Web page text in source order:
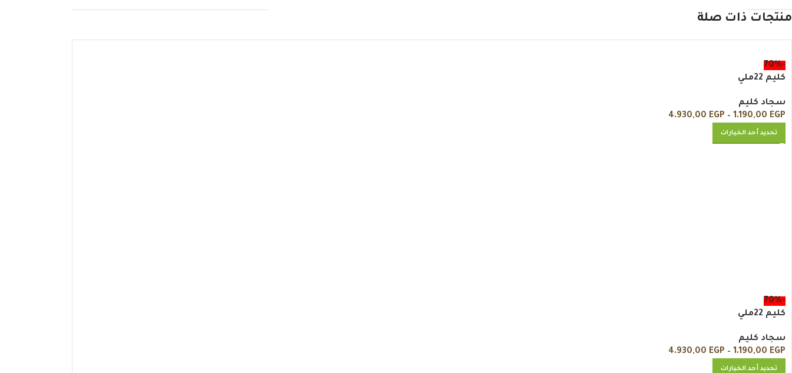
منتجات ذات صلة
-70%
كليم 22ملي
سجاد كليم
1.190,00 EGP
–
4.930,00 EGP
تحديد أحد الخيارات
-70%
كليم 22ملي
سجاد كليم
1.190,00 EGP
–
4.930,00 EGP
تحديد أحد الخيارات